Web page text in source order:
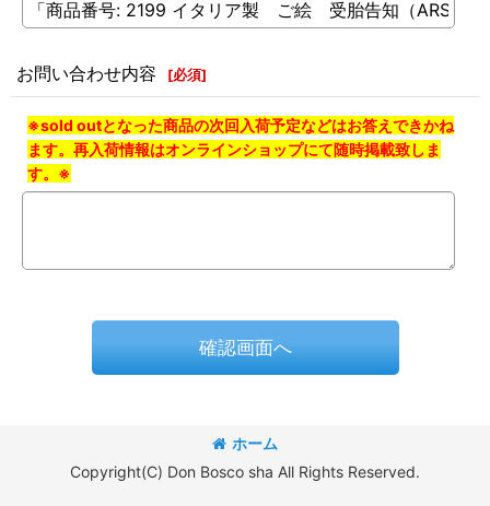
お問い合わせ内容 [必須]
※sold outとなった商品の次回入荷予定などはお答えできかね
ます。再入荷情報はオンラインショップにて随時掲載致しま
す。※
確認画面へ
ホーム
Copyright(C) Don Bosco sha All Rights Reserved.